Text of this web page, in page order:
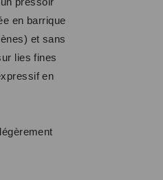
en barrique
et sans
lies fines
en